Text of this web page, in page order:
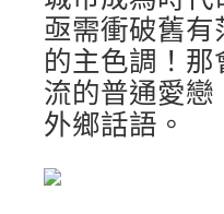
亟需衝破舊
的主色調！
流的普通愛
外鄉話語。